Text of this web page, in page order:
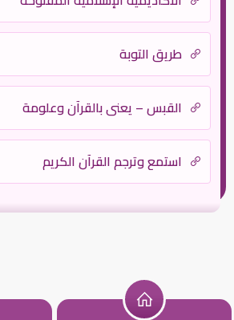
طريق التوبة
القبس – يعني بالقرآن وعلومة
استمع وترجم القرآن الكريم